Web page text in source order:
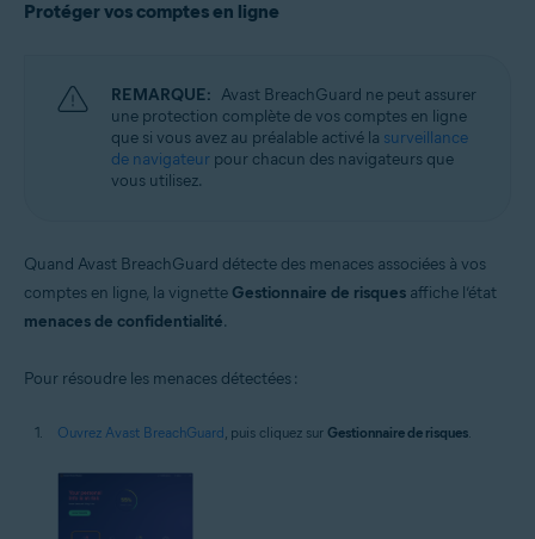
Protéger vos comptes en ligne
REMARQUE: Avast BreachGuard ne peut assurer
une protection complète de vos comptes en ligne
que si vous avez au préalable activé la surveillance
de navigateur pour chacun des navigateurs que
vous utilisez.
Quand Avast BreachGuard détecte des menaces associées à vos
comptes en ligne, la vignette Gestionnaire de risques affiche l’état
menaces de confidentialité.
Pour résoudre les menaces détectées :
Ouvrez Avast BreachGuard, puis cliquez sur Gestionnaire de risques.